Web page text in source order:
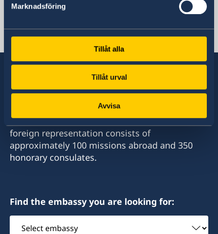
Marknadsföring
Tillåt alla
Tillåt urval
Avvisa
Armenia, Yerevan
Swedish consulates
Sweden has diplomatic relations with almost
all states in the world, with embassies and
consulates in around half of these. Sweden's
foreign representation consists of
approximately 100 missions abroad and 350
honorary consulates.
Find the embassy you are looking for:
Select